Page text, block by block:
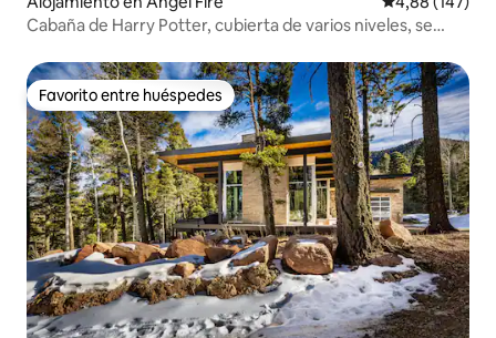
Cabaña de Harry Potter, cubierta de varios niveles, se
Favorito entre huéspedes
Favorito entre huéspedes